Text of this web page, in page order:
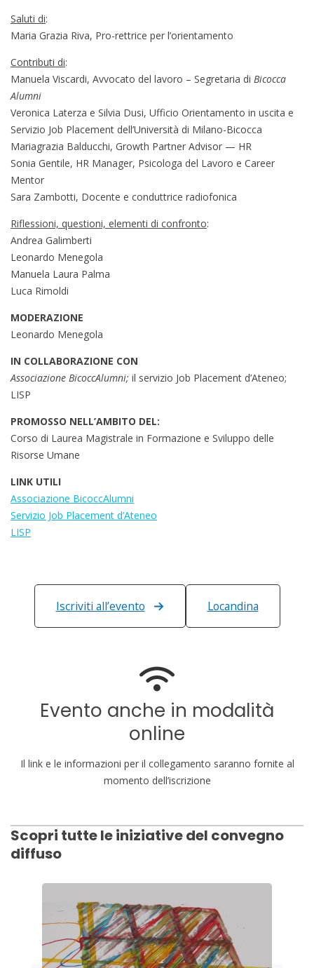
Saluti di:
Maria Grazia Riva, Pro-rettrice per l’orientamento
Contributi di:
Manuela Viscardi, Avvocato del lavoro – Segretaria di Bicocca
Alumni
Veronica Laterza e Silvia Dusi, Ufficio Orientamento in uscita e
Servizio Job Placement dell’Università di Milano-Bicocca
Mariagrazia Balducchi, Growth Partner Advisor — HR
Sonia Gentile, HR Manager, Psicologa del Lavoro e Career
Mentor
Sara Zambotti, Docente e conduttrice radiofonica
Riflessioni, questioni, elementi di confronto:
Andrea Galimberti
Leonardo Menegola
Manuela Laura Palma
Luca Rimoldi
MODERAZIONE
Leonardo Menegola
IN COLLABORAZIONE CON
Associazione BicoccAlumni; il servizio Job Placement d’Ateneo;
LISP
PROMOSSO NELL’AMBITO DEL:
Corso di Laurea Magistrale in Formazione e Sviluppo delle
Risorse Umane
LINK UTILI
Associazione BicoccAlumni
Servizio Job Placement d’Ateneo
LISP
Iscriviti all’evento Locandina
Evento anche in modalità
online
Il link e le informazioni per il collegamento saranno fornite al
momento dell’iscrizione
Scopri tutte le iniziative del convegno
diffuso